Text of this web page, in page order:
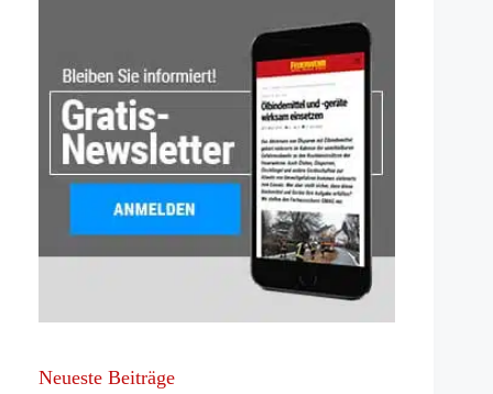
Neueste Beiträge